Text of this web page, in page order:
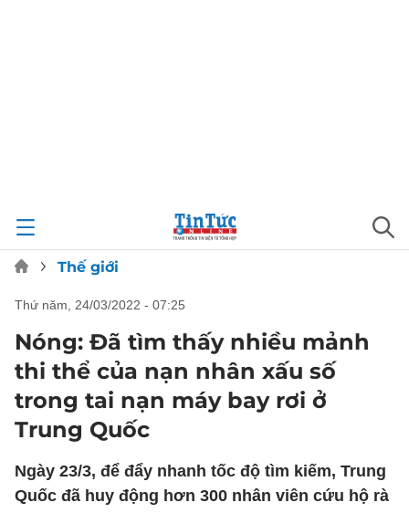
Thế giới
thứ năm, 24/03/2022 - 07:25
Nóng: Đã tìm thấy nhiều mảnh
thi thể của nạn nhân xấu số
trong tai nạn máy bay rơi ở
Trung Quốc
Ngày 23/3, để đẩy nhanh tốc độ tìm kiếm, Trung
Quốc đã huy động hơn 300 nhân viên cứu hộ rà